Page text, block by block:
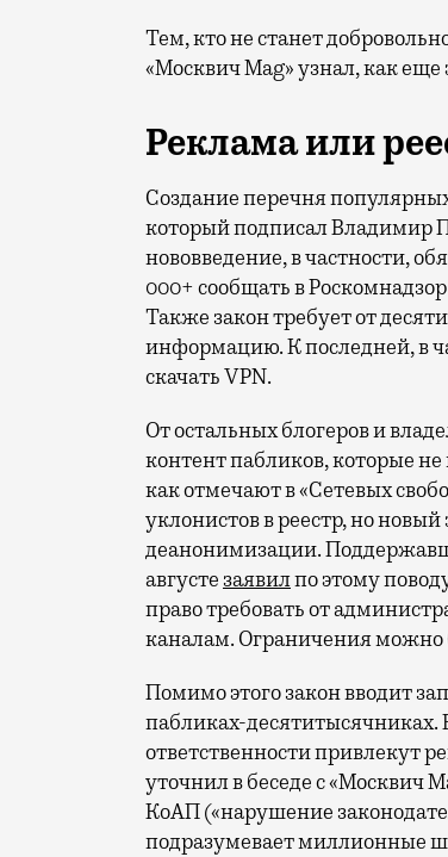
Тем, кто не станет
«Москвич Mag» узнал, как
Реклама или
Создание перечня
который подписал Владимир
нововведение, в частности,
000+ сообщать в
Также закон требует от
информацию. К последней, в
скачать VPN.
От остальных блогеров и
контент пабликов, которые
как отмечают в «Сетевых
уклонистов в реестр, но
деанонимизации.
августе заявилпо этому
право требовать от
каналам. Ограничения можно
Помимо этого закон вводит
пабликах-
ответственности привлекут
уточнил в беседе с «Москвич
КоАП («нарушение
подразумевает миллионные